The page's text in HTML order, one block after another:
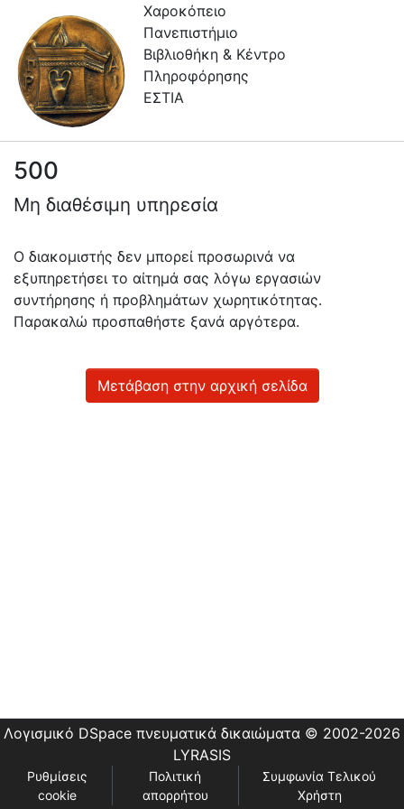
Χαροκόπειο
Πανεπιστήμιο
Βιβλιοθήκη & Κέντρο
Πληροφόρησης
ΕΣΤΙΑ
Πληροφορίες
Επικοινωνία
Υπηρεσίες
Αυτοαπόθεσης
Ανοιχτά
Δεδομένα
500
Μη διαθέσιμη υπηρεσία
Ο διακομιστής δεν μπορεί προσωρινά να
εξυπηρετήσει το αίτημά σας λόγω εργασιών
συντήρησης ή προβλημάτων χωρητικότητας.
Παρακαλώ προσπαθήστε ξανά αργότερα.
Μετάβαση στην αρχική σελίδα
Λογισμικό DSpace πνευματικά δικαιώματα © 2002-2026
LYRASIS
Ρυθμίσεις
cookie
Πολιτική
απορρήτου
Συμφωνία Τελικού
Χρήστη